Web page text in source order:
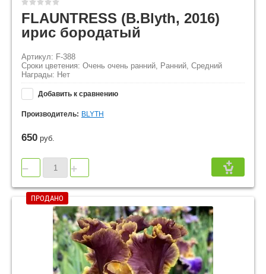
FLAUNTRESS (B.Blyth, 2016)
ирис бородатый
Артикул: F-388
Сроки цветения: Очень очень ранний, Ранний, Средний
Награды: Нет
Добавить к сравнению
Производитель: BLYTH
650 руб.
− +
ПРОДАНО